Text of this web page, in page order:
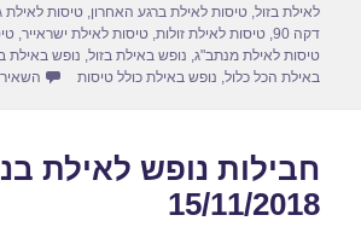
לאילת בזול,טיסות לאילת ברגע האחרון,טיסות לאילת
דקה 90
,טיסות לאילת זולות,טיסות לאילת ישראייר,
טיסות לאילת מנתב"ג, נופש באילת בזול, נופש באילת
באילת הכל כלול, נופש באילת כולל טיסות
חבילות נופש לאילת
15/11/2018